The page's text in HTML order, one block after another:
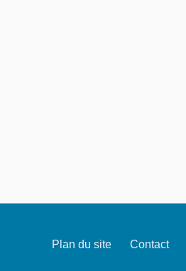
Plan du site Contact